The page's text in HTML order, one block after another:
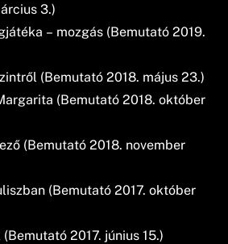
3.)
– mozgás (Bemutató 2019.
(Bemutató 2018. május 23.)
(Bemutató 2018. október
(Bemutató 2018. november
(Bemutató 2017. október
2017. június 15.)